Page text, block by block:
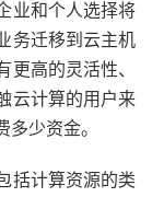
业和个人选择将
务迁移到云主机
高的灵活性、
云计算的用户来
少资金。
括计算资源的类